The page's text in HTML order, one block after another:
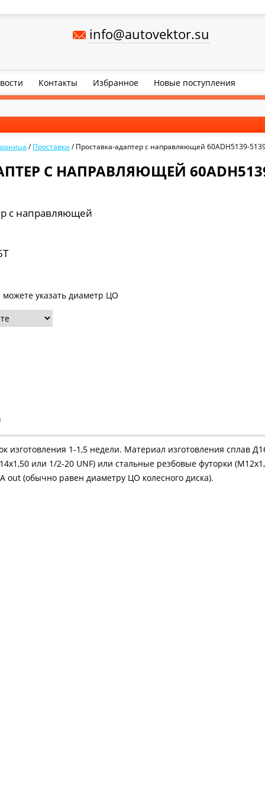
info@autovektor.su
Контакты Избранное Новые поступления
/Проставки /Проставка-адаптер с направляющей 60ADH5139-
С НАПРАВЛЯЮЩЕЙ
с направляющей
можете указать диаметр ЦО
изготовления 1-1,5 недели. Материал изготовления сплав
или 1/2-20 UNF) или стальные резбовые футорки
out (обычно равен диаметру ЦО колесного диска).